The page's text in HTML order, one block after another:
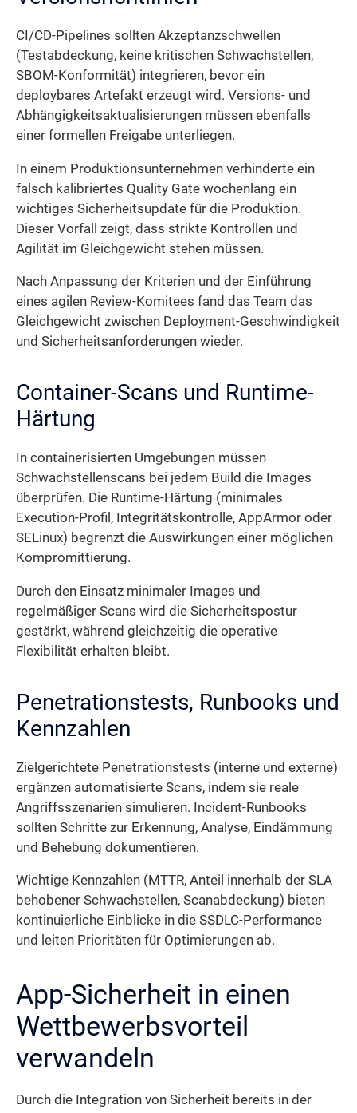
CI/CD-Pipelines sollten Akzeptanzschwellen
(Testabdeckung, keine kritischen Schwachstellen,
SBOM-Konformität) integrieren, bevor ein
deploybares Artefakt erzeugt wird. Versions- und
Abhängigkeits­aktualisierungen müssen ebenfalls
einer formellen Freigabe unterliegen.
In einem Produktionsunternehmen verhinderte ein
falsch kalibriertes Quality Gate wochenlang ein
wichtiges Sicherheits­update für die Produktion.
Dieser Vorfall zeigt, dass strikte Kontrollen und
Agilität im Gleichgewicht stehen müssen.
Nach Anpassung der Kriterien und der Einführung
eines agilen Review-Komitees fand das Team das
Gleichgewicht zwischen Deployment-Geschwindigkeit
und Sicherheits­anforderungen wieder.
Container-Scans und Runtime-
Härtung
In containerisierten Umgebungen müssen
Schwachstellen­scans bei jedem Build die Images
überprüfen. Die Runtime-Härtung (minimales
Execution-Profil, Integritätskontrolle, AppArmor oder
SELinux) begrenzt die Auswirkungen einer möglichen
Kompromittierung.
Durch den Einsatz minimaler Images und
regelmäßiger Scans wird die Sicherheits­­postur
gestärkt, während gleichzeitig die operative
Flexibilität erhalten bleibt.
Penetrationstests, Runbooks und
Kennzahlen
Zielgerichtete Penetrationstests (interne und externe)
ergänzen automatisierte Scans, indem sie reale
Angriffs­szenarien simulieren. Incident-Runbooks
sollten Schritte zur Erkennung, Analyse, Eindämmung
und Behebung dokumentieren.
Wichtige Kennzahlen (MTTR, Anteil innerhalb der SLA
behobener Schwachstellen, Scan­abdeckung) bieten
kontinuierliche Einblicke in die SSDLC-Performance
und leiten Prioritäten für Optimierungen ab.
App-Sicherheit in einen
Wettbewerbsvorteil
verwandeln
Durch die Integration von Sicherheit bereits in der